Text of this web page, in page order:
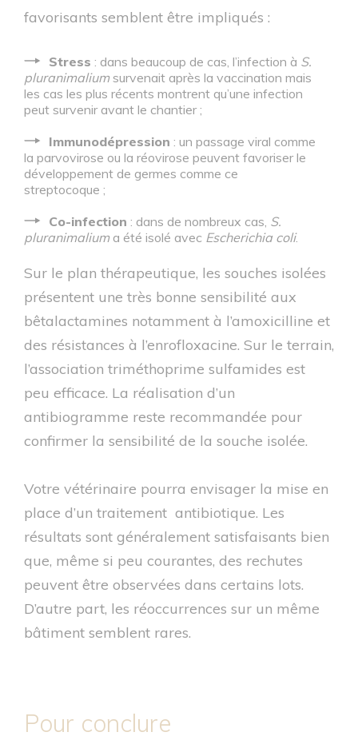
favorisants semblent être impliqués :
Stress : dans beaucoup de cas, l’infection à S.
pluranimalium survenait après la vaccination mais
les cas les plus récents montrent qu’une infection
peut survenir avant le chantier ;
Immunodépression : un passage viral comme
la parvovirose ou la réovirose peuvent favoriser le
développement de germes comme ce
streptocoque ;
Co-infection : dans de nombreux cas, S.
pluranimalium a été isolé avec Escherichia coli.
Sur le plan thérapeutique, les souches isolées
présentent une très bonne sensibilité aux
bêtalactamines notamment à l’amoxicilline et
des résistances à l’enrofloxacine. Sur le terrain,
l’association triméthoprime sulfamides est
peu efficace. La réalisation d’un
antibiogramme reste recommandée pour
confirmer la sensibilité de la souche isolée.
Votre vétérinaire pourra envisager la mise en
place d’un traitement antibiotique. Les
résultats sont généralement satisfaisants bien
que, même si peu courantes, des rechutes
peuvent être observées dans certains lots.
D’autre part, les réoccurrences sur un même
bâtiment semblent rares.
Pour conclure